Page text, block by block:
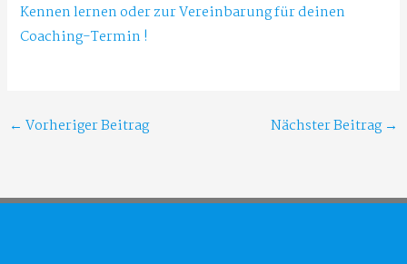
Kennen lernen oder zur Vereinbarung für deinen
Coaching-Termin !
← Vorheriger Beitrag Nächster Beitrag →